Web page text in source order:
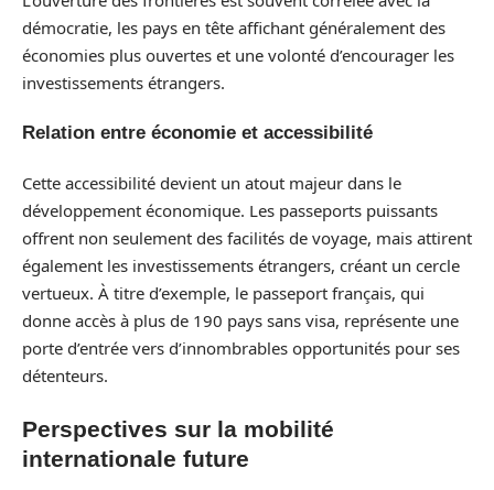
démocratie, les pays en tête affichant généralement des
économies plus ouvertes et une volonté d’encourager les
investissements étrangers.
Relation entre économie et accessibilité
Cette accessibilité devient un atout majeur dans le
développement économique. Les passeports puissants
offrent non seulement des facilités de voyage, mais attirent
également les investissements étrangers, créant un cercle
vertueux. À titre d’exemple, le passeport français, qui
donne accès à plus de 190 pays sans visa, représente une
porte d’entrée vers d’innombrables opportunités pour ses
détenteurs.
Perspectives sur la mobilité
internationale future